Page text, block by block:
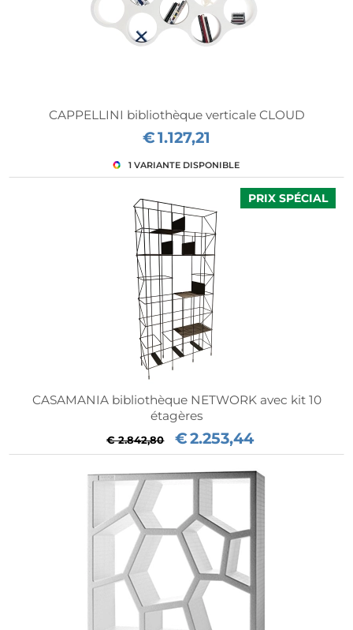
CAPPELLINI bibliothèque verticale CLOUD
€1.127,21
CASAMANIA bibliothèque NETWORK avec kit 10
étagères
€ 2.842,80 €2.253,44